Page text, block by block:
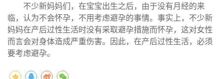
不少新妈妈们，在宝宝出生之后，由于没有月经的来
临， 认为不会怀孕，不用考虑避孕的事情。事实上，不少新
妈妈在产后过性生活时没有采取避孕措施而怀孕，这对女性
而言会对身体造成严重伤害。因此，在产后过性生活，必须
要考虑避孕。